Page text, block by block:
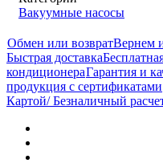
Вакуумные насосы
Обмен или возвратВернем
Быстрая доставка
кондиционераГарантия и
продукция с сертификатами
Картой/ Безналичный